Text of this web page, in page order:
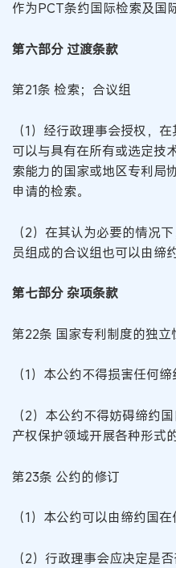
作为PCT条约国际检索及国
第六部分 过渡条款
第21条 检索；合议组
（1）经行政理事会授权，
可以与具有在所有或选定技
索能力的国家或地区专利局
申请的检索。
（2）在其认为必要的情况
员组成的合议组也可以由缔
第七部分 杂项条款
第22条 国家专利制度的独立
（1）本公约不得损害任何
（2）本公约不得妨碍缔约
产权保护领域开展各种形式
第23条 公约的修订
（1）本公约可以由缔约国
（2）行政理事会应决定是